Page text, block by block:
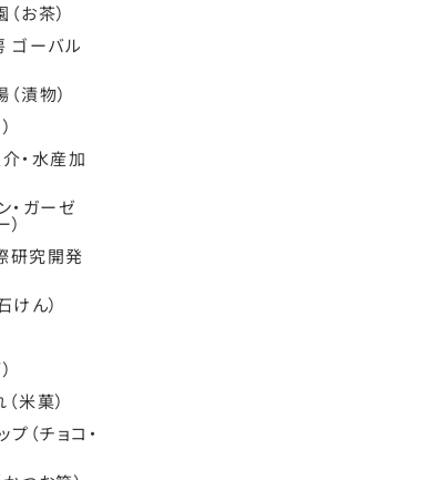
お茶）
ゴーバル
漬物）
・水産加
・ガーゼ
研究開発
けん）
米菓）
（チョコ・